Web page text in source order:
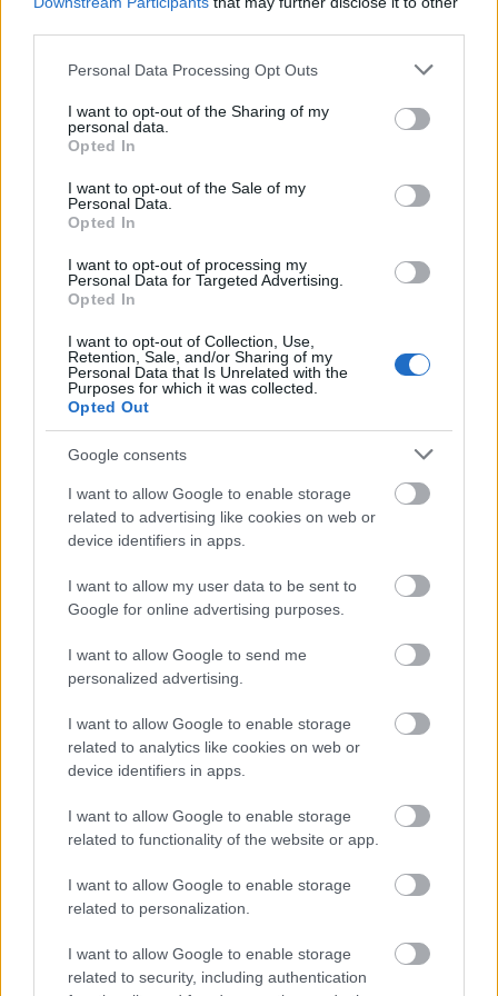
Please note that this website/app uses one or more Google
not limited to your visit or usage behaviour. You may click to
grant or deny consent to Google and its third-party tags to
use your data for below specified purposes in below Google
consent section.
Personal Data Processing Opt Outs
I want to opt-out of the Sharing of my
personal data.
Opted In
I want to opt-out of the Sale of my
Personal Data.
Opted In
I want to opt-out of processing my
Personal Data for Targeted Advertising.
Opted In
I want to opt-out of Collection, Use,
Retention, Sale, and/or Sharing of my
Personal Data that Is Unrelated with the
Purposes for which it was collected.
Opted Out
Google consents
I want to allow Google to enable storage
related to advertising like cookies on web or
device identifiers in apps.
I want to allow my user data to be sent to
Google for online advertising purposes.
I want to allow Google to send me
personalized advertising.
I want to allow Google to enable storage
related to analytics like cookies on web or
device identifiers in apps.
I want to allow Google to enable storage
related to functionality of the website or app.
I want to allow Google to enable storage
related to personalization.
I want to allow Google to enable storage
related to security, including authentication
szinkronhangok: pókember -
hazatérés
Takács Máté•2017. július 04.
Pókember nem csak hazatér, hanem olyan helyre tér
mozikban is várhat rá némi siker, kontrasztban az
előző próbálkozással. A Hazatérésben sok a már
látott-hallott szereplő, akik változatlan formában
vannak ismét jelen. A lényeges kérdés az maradt:
Michael…
szinkronhangok: páncélba zárt
Takács Máté•2017. március 26.
Már szerda este kieresztik a mozik a szellemet a
palackból, aminek magyar változatában egy kicsivel
nagy falban (pedig hát a kínaiak többen vannak,
mint a japánok). Kókaku kidótai, Scarlett a